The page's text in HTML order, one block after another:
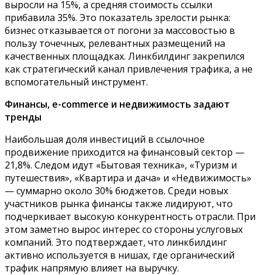
выросли на 15%, а средняя стоимость ссылки
прибавила 35%. Это показатель зрелости рынка:
бизнес отказывается от погони за массовостью в
пользу точечных, релевантных размещений на
качественных площадках. Линкбилдинг закрепился
как стратегический канал привлечения трафика, а не
вспомогательный инструмент.
Финансы, e-commerce и недвижимость задают
тренды
Наибольшая доля инвестиций в ссылочное
продвижение приходится на финансовый сектор —
21,8%. Следом идут «Бытовая техника», «Туризм и
путешествия», «Квартира и дача» и «Недвижимость»
— суммарно около 30% бюджетов. Среди новых
участников рынка финансы также лидируют, что
подчеркивает высокую конкурентность отрасли. При
этом заметно вырос интерес со стороны услуговых
компаний. Это подтверждает, что линкбилдинг
активно используется в нишах, где органический
трафик напрямую влияет на выручку.